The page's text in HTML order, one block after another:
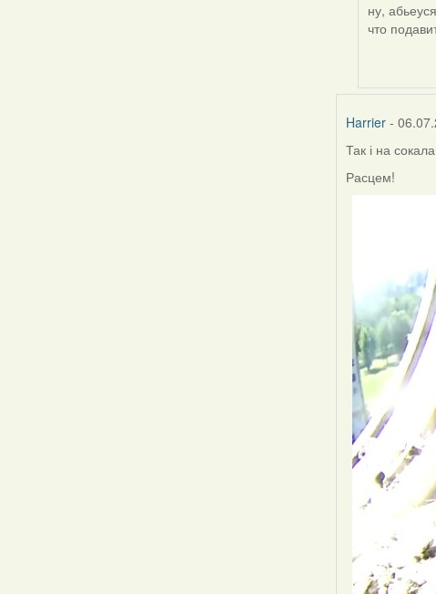
In
reply
Виолетта
ну,
что
Harrier -
Так і на
Расцем!